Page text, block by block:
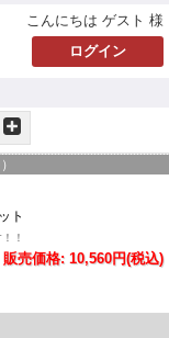
こんにちは ゲスト 様
ト
！
販売価格: 10,560円(税込)